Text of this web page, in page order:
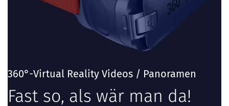
360°-Virtual Reality Videos / Panoramen
Fast so, als wär man da!